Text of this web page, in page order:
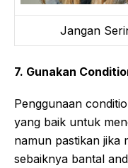
Jangan
7. Gunakan
Penggunaan
yang baik untuk
namun pastikan jika
sebaiknya bantal